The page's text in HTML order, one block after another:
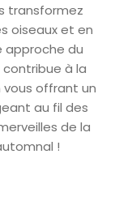
transformez
oiseaux et en
approche du
à la
offrant un
au fil des
de la
!